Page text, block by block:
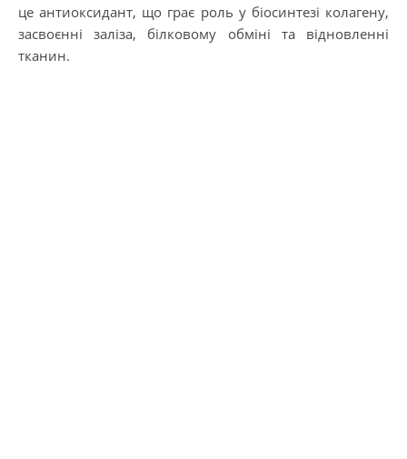
це антиоксидант, що грає роль у біосинтезі колагену,
засвоєнні заліза, білковому обміні та відновленні
тканин.